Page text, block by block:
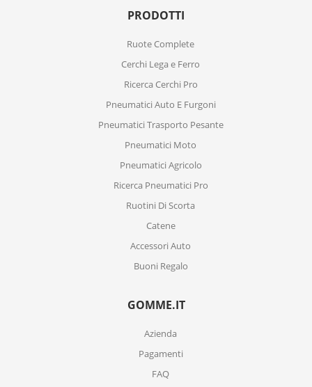
PRODOTTI
Ruote Complete
Cerchi Lega e Ferro
Ricerca Cerchi Pro
Pneumatici Auto E Furgoni
Pneumatici Trasporto Pesante
Pneumatici Moto
Pneumatici Agricolo
Ricerca Pneumatici Pro
Ruotini Di Scorta
Catene
Accessori Auto
Buoni Regalo
GOMME.IT
Azienda
Pagamenti
FAQ